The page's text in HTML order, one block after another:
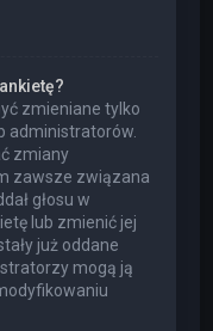
zmieniane tylko
administratorów.
zmiany
zawsze związana
głosu w
lub zmienić jej
już oddane
mogą ją